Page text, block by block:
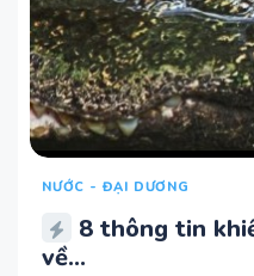
NƯỚC - ĐẠI DƯƠNG
8 thông tin
về...